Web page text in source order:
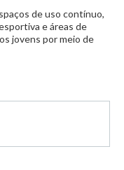
de uso contínuo,
e áreas de
jovens por meio de